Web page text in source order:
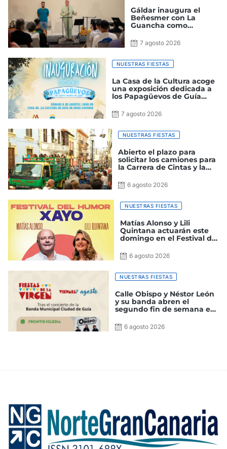
Gáldar inaugura el
Beñesmer con La
Guancha como
ancestral ‘Fiesta de la
Cosecha’
7 agosto 2026
NUESTRAS FIESTAS
La Casa de la Cultura acoge
una exposición dedicada a
los Papagüevos de Guía
Virgen 2026
7 agosto 2026
NUESTRAS FIESTAS
Abierto el plazo para
solicitar los camiones para
la Carrera de Cintas y la
fiestas patronales de La
Virgen 2026
6 agosto 2026
NUESTRAS FIESTAS
Matías Alonso y Lili
Quintana actuarán este
domingo en el Festival del
Guía6 agosto 2026
NUESTRAS FIESTAS
Calle Obispo y Néstor León
y su banda abren el
segundo fin de semana en
Virgen 2026
6 agosto 2026